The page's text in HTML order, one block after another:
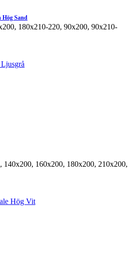
Sand
180x210-220, 90x200, 90x210-
140x200, 160x200, 180x200, 210x200,